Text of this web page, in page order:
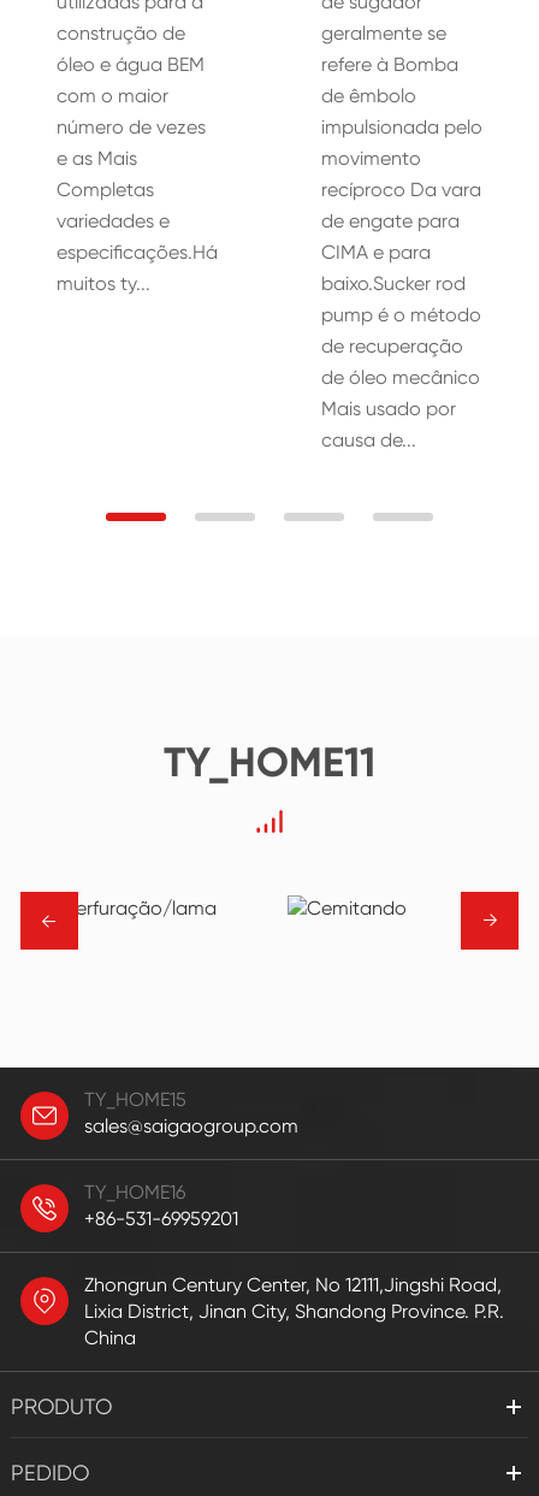
construção de
óleo e água BEM
com o maior
número de vezes
e as Mais
Completas
variedades e
especificações.Há
muitos ty...
geralmente se
refere à Bomba
de êmbolo
impulsionada pelo
movimento
recíproco Da vara
de engate para
CIMA e para
baixo.Sucker rod
pump é o método
de recuperação
de óleo mecânico
Mais usado por
causa de...
TY_HOME11
→ →
TY_HOME15
sales@saigaogroup.com
TY_HOME16
+86-531-69959201
Zhongrun Century Center, No 12111,Jingshi Road,
Lixia District, Jinan City, Shandong Province. P.R.
China
PRODUTO
PEDIDO